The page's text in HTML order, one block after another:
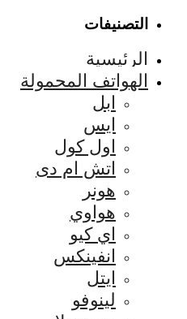
التصنيفات
الرئيسية
الهواتف المحمولة
ابل
ايس
اول كول
اتش ام دى
هونر
هواوي
اي كيو
انفينكس
ايتل
لينوفو